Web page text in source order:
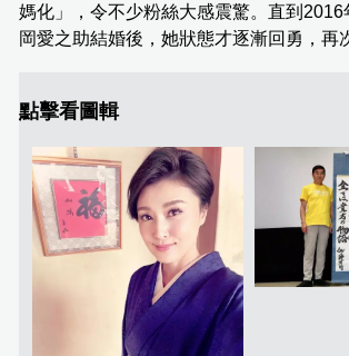
媽化」，令不少粉絲大感震驚。直到
岡愛之助結婚後，她狀態才逐漸回勇，再
點擊看圖輯